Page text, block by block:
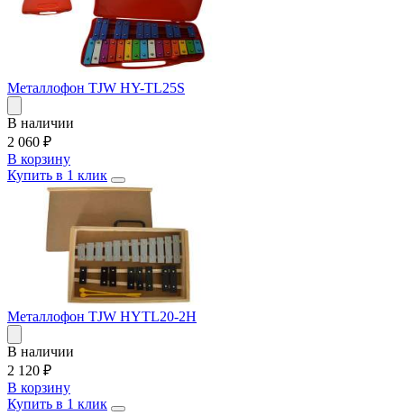
Металлофон TJW HY-TL25S
В наличии
2 060 ₽
В корзину
Купить в 1 клик
Металлофон TJW HYTL20-2H
В наличии
2 120 ₽
В корзину
Купить в 1 клик